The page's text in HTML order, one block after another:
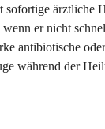
sofortige ärztliche
wenn er nicht
antibiotische
während der